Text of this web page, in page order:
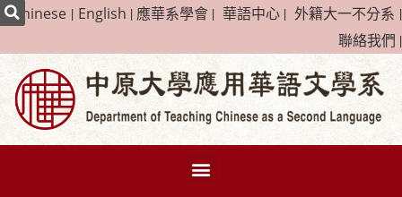
|Chinese | English | 應華系學會 | 華語中心 | 外籍大一不分系 |
聯絡我們 |